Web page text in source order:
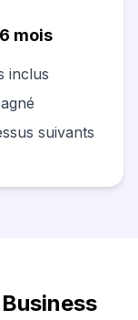
mois
inclus
suivants